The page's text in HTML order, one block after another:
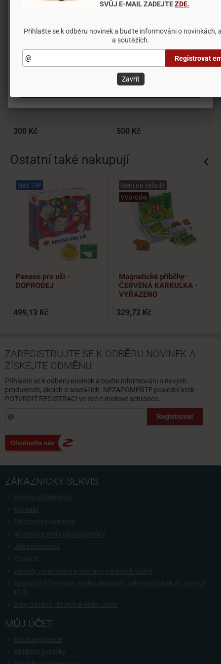
DÁRKOVÝ POUKAZ 300,-
300 Kč
DÁRKOVÝ POUKAZ 500,-
500 Kč
Ostatní také nakupují
Náš TIP
Pexeso pro uši -
DOPRODEJ
499,13 Kč
Není na skladě
Výprodej
Magnetické příběhy-
ČERVENÁ KARKULKA -
VYŘAZENO
329,72 Kč
ZAREGISTRUJTE SE K ODBĚRU NOVINEK A
ZÍSKEJTE ODMĚNU:
Přihlašte se k odběru novinek a buďte informováni o nových
produktech, akcích a soutěžích. NEZAPOMEŇTE poslední krok -
POTVRDIT REGISTRACI ve své e-mailové schránce.
Registrovat
ZÁKAZNICKÝ SERVIS
Rychlá objednávka
Kontakt
Obchodní podmínky
Informace PRO OBCHODNÍKY
Jak nakupovat
Cookies
Zásady zpracování a ochrany osobních údajů
Speciální informace- školky, doprava, zahraniční nákup, slevové
kódy
Blog o hrách, dětech a všem okolo
MŮJ ÚČET
Nová registrace
Oblíbené položky
na základě vašich preferencí.
Nastavení
Odmítnout vše
Přijmout všechny cookies
SVŮJ E-MAIL ZADEJTEZDE.
Přihlašte se k odběru novinek a buďte informováni o novinkách,
a soutěžích.
Registrovat
Zavřít